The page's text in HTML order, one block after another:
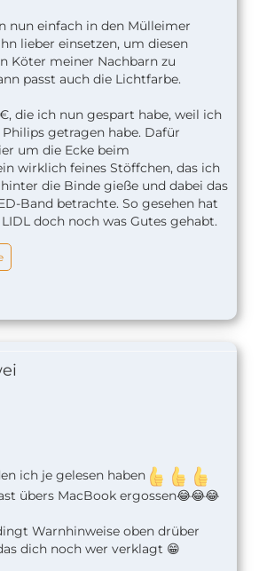
nun einfach in den Mülleimer
lieber einsetzen, um diesen
Köter meiner Nachbarn zu
passt auch die Lichtfarbe.
die ich nun gespart habe, weil ich
getragen habe. Dafür
um die Ecke beim
wirklich feines Stöffchen, das ich
die Binde gieße und dabei das
Band betrachte. So gesehen hat
doch noch was Gutes gehabt.
ich je gelesen haben
übers MacBook ergossen😂😂😂
Warnhinweise oben drüber
dich noch wer verklagt 😁